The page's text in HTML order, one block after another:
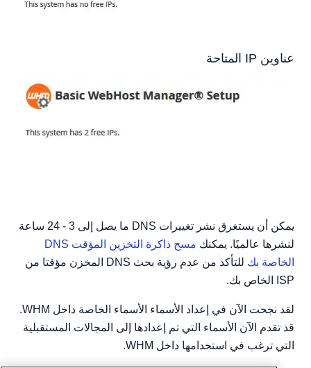
عناوين IP المتاحة
يمكن أن يستغرق نشر تغييرات DNS ما يصل إلى 3 - 24 ساعة
لنشرها عالميًا. يمكنك
مسح ذاكرة التخزين المؤقت DNS
الخاصة بك
للتأكد من عدم رؤية بحث DNS المخزن مؤقتا من
ISP الخاص بك.
لقد نجحت الآن في إعداد الأسماء الأسماء الخاصة داخل WHM.
قد تقدم الآن الأسماء التي تم إعدادها إلى المجالات المستقبلية
التي ترغب في استخدامها داخل WHM.